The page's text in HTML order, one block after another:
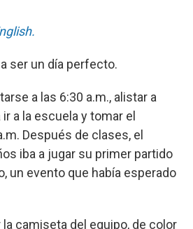
ser un día perfecto.
a las 6:30 a.m., alistar a
a la escuela y tomar el
Después de clases, el
iba a jugar su primer partido
un evento que había esperado
la camiseta del equipo, de color